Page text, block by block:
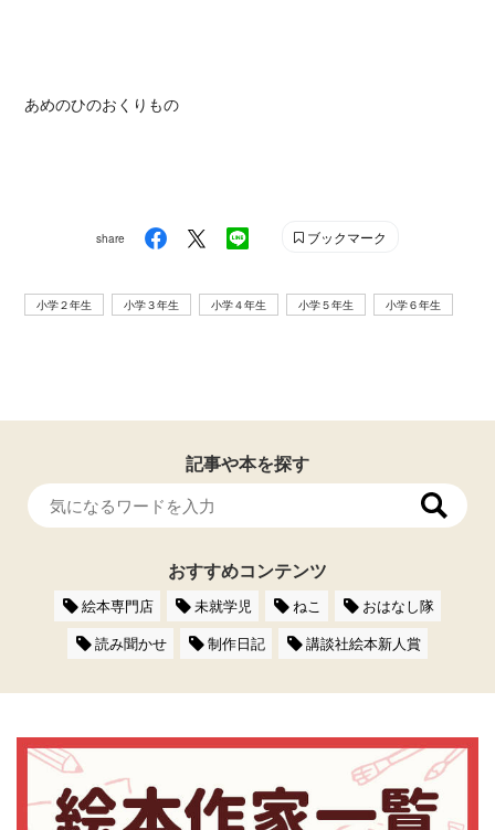
あめのひのおくりもの
share ブックマーク
小学２年生 小学３年生 小学４年生 小学５年生 小学６年生
記事や本を探す
おすすめコンテンツ
絵本専門店 未就学児 ねこ
おはなし隊
読み聞かせ
制作日記 講談社絵本新人賞